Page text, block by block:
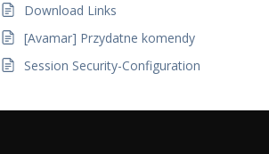
Download Links
[Avamar] Przydatne komendy
Session Security-Configuration